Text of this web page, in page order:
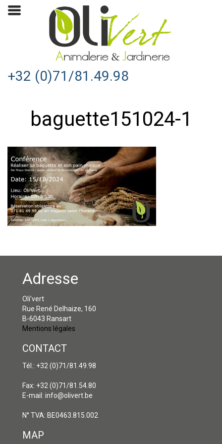
+32 (0)71/81.49.98
baguette151024-1
Adresse
Oli’vert
Rue René Delhaize, 160
B-6043 Ransart
Mentions légales
CONTACT
Tél.: +32 (0)71/81.49.98
Fax: +32 (0)71/81.54.80
E-mail: info@olivert.be
N° TVA: BE0463.815.002
MAP